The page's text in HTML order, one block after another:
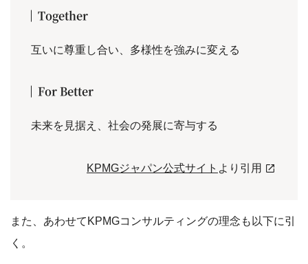
Together
互いに尊重し合い、多様性を強みに変える
For Better
未来を見据え、社会の発展に寄与する
KPMGジャパン公式サイト より引用
また、あわせてKPMGコンサルティングの理念も以下に引
く。